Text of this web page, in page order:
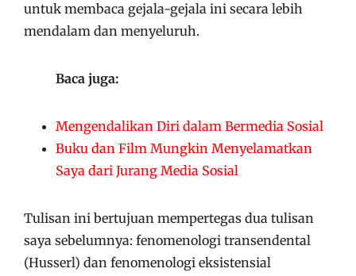
untuk membaca gejala-gejala ini secara lebih
mendalam dan menyeluruh.
Baca juga:
Mengendalikan Diri dalam Bermedia Sosial
Buku dan Film Mungkin Menyelamatkan
Saya dari Jurang Media Sosial
Tulisan ini bertujuan mempertegas dua tulisan
saya sebelumnya: fenomenologi transendental
(Husserl) dan fenomenologi eksistensial